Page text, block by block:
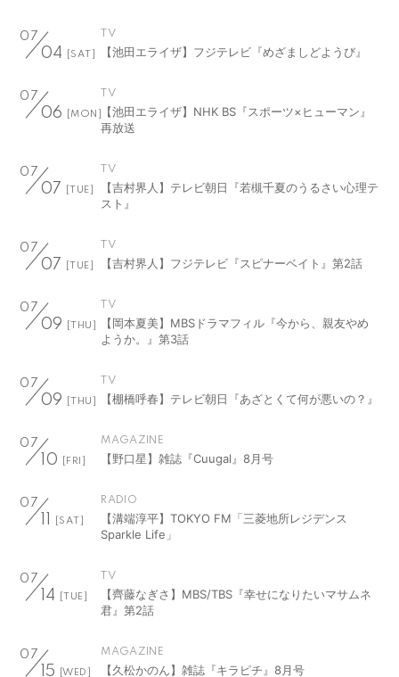
07
04 [SAT]
TV
【池田エライザ】フジテレビ『めざましどようび』
07
06 [MON]
TV
【池田エライザ】NHK BS『スポーツ×ヒューマン』
再放送
07
07 [TUE]
TV
【吉村界人】テレビ朝日『若槻千夏のうるさい心理テ
スト』
07
07 [TUE]
TV
【吉村界人】フジテレビ『スピナーベイト』第2話
07
09 [THU]
TV
【岡本夏美】MBSドラマフィル『今から、親友やめ
ようか。』第3話
07
09 [THU]
TV
【棚橋呼春】テレビ朝日『あざとくて何が悪いの？』
07
10 [FRI]
MAGAZINE
【野口星】雑誌『Cuugal』8月号
07
[SAT]
RADIO
【溝端淳平】TOKYO FM「三菱地所レジデンス
Sparkle Life」
07
14 [TUE]
TV
【齊藤なぎさ】MBS/TBS『幸せになりたいマサムネ
君』第2話
07
15 [WED]
MAGAZINE
【久松かのん】雑誌『キラピチ』8月号